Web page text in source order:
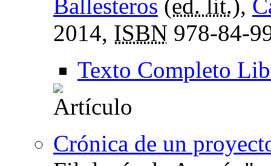
Ballesteros (ed. lit.),
2014, ISBN 978-84-
Texto Completo
Crónica de un